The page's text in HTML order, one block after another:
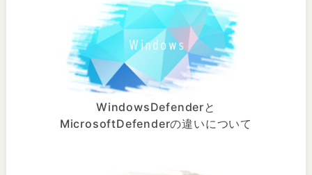
WindowsDefenderと
MicrosoftDefenderの違いについて